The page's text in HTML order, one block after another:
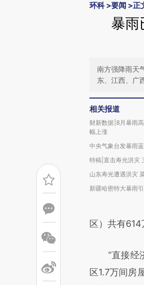
环科>要闻 >正
暴雨
南方强降雨天
东、江西、广
相关报道
财新数据|8月暴雨
幅上涨
中央气象台发暴雨
特稿|直击寿光洪灾
山东寿光遭遇洪灾
新疆哈密特大暴雨
区）共有614
“直接经济
区1.7万间房